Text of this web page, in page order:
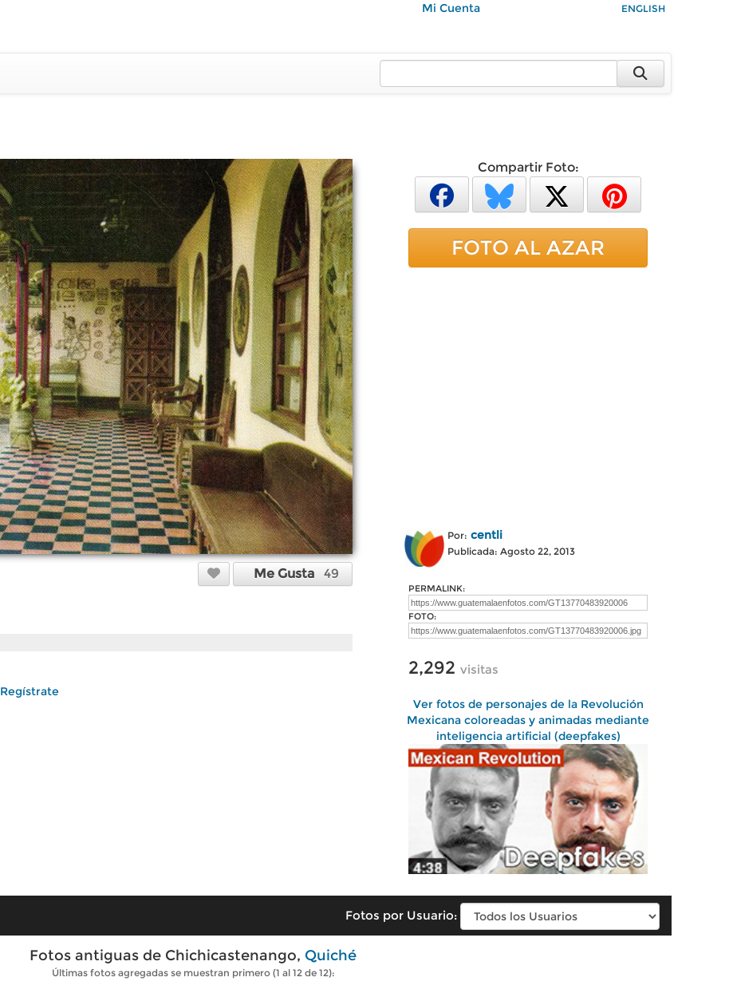
Mi Cuenta ENGLISH
Me Gusta 49
Regístrate
Compartir Foto:
FOTO AL AZAR
Por: centli
Publicada: Agosto 22, 2013
PERMALINK:
FOTO:
2,292 visitas
Ver fotos de personajes de la Revolución
Mexicana coloreadas y animadas mediante
inteligencia artificial (deepfakes)
Fotos por Usuario:
Fotos antiguas de Chichicastenango, Quiché
Últimas fotos agregadas se muestran primero (1 al 12 de 12):